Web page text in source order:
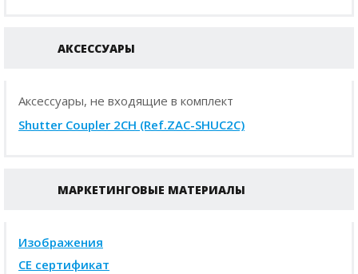
АКСЕССУАРЫ
Аксессуары, не входящие в комплект
Shutter Coupler 2CH (Ref.ZAC-SHUC2C)
МАРКЕТИНГОВЫЕ МАТЕРИАЛЫ
Изображения
CE сертификат